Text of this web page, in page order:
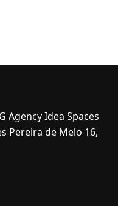
Agency Idea Spaces
Pereira de Melo 16,